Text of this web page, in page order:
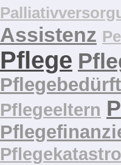
Assistenz
Pflege
Pflegeeltern